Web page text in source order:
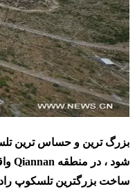
بزرگ ترین و حساس ترین
شود ، در منطقه Qiannan
ساخت بزرگترین تلسکوپ رادیویی جهان در سال 2016 به پایان